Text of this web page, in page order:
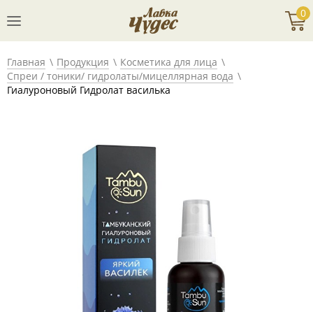
0
Главная Продукция
Косметика для лица
Спреи / тоники/ гидролаты/мицеллярная вода
Гиалуроновый Гидролат василька